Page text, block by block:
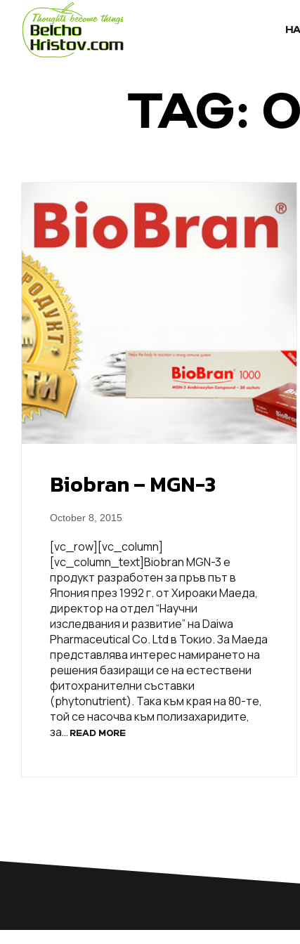
TAG:
Biobran – MGN-3
October 8, 2015
[vc_row][vc_column]
[vc_column_text]Biobran MGN-3 е
продукт разработен за пръв път в
Япония през 1992 г. от Хироаки Маеда,
директор на отдел “Научни
изследвания и развитие” на Daiwa
Pharmaceutical Co. Ltd в Токио. За Маеда
представлява интерес намирането на
решения базиращи се на естествени
фитохранителни съставки
(phytonutrient). Така към края на 80-те,
той се насочва към полизахаридите,
за… READ MORE